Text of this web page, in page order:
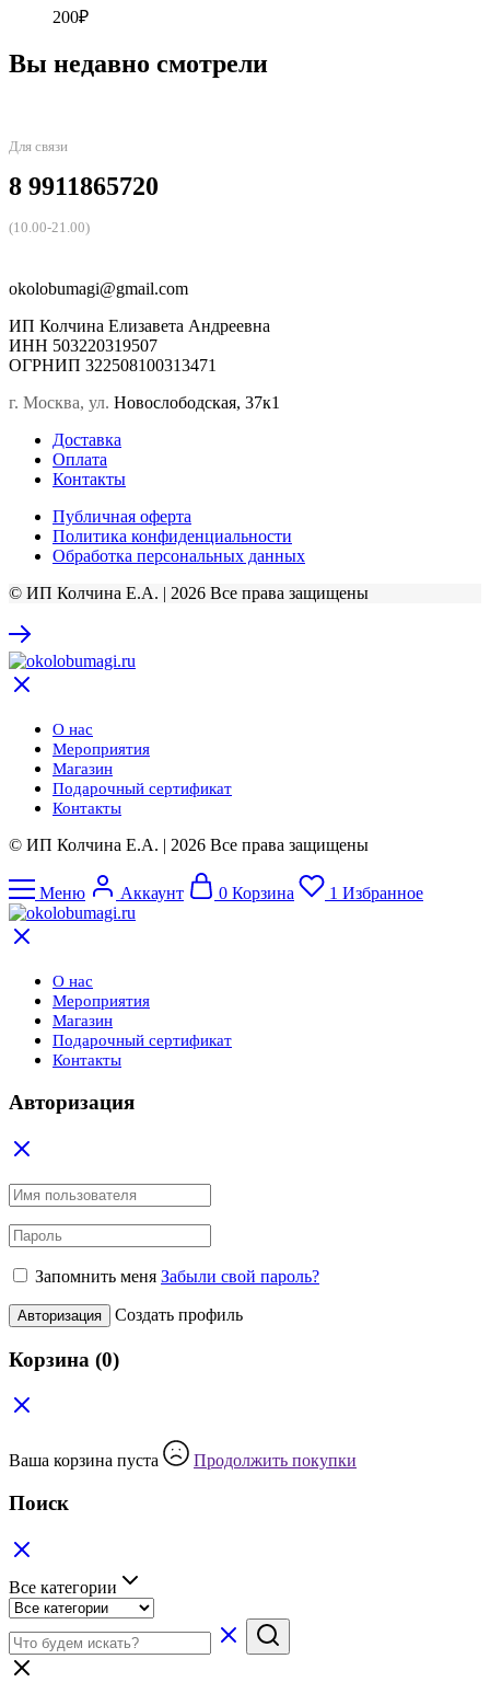
200₽
Вы недавно смотрели
Для связи
8 9911865720
(10.00-21.00)
okolobumagi@gmail.com
ИП Колчина Елизавета Андреевна
ИНН 503220319507
ОГРНИП 322508100313471
г. Москва, ул. Новослободская, 37к1
Доставка
Оплата
Контакты
Публичная оферта
Политика конфиденциальности
Обработка персональных данных
© ИП Колчина Е.А. | 2026 Все права защищены
О нас
Мероприятия
Магазин
Подарочный сертификат
Контакты
© ИП Колчина Е.А. | 2026 Все права защищены
Меню Аккаунт 0 Корзина 1 Избранное
О нас
Мероприятия
Магазин
Подарочный сертификат
Контакты
Авторизация
Запомнить меня Забыли свой пароль?
Авторизация Создать профиль
Корзина (0)
Ваша корзина пуста Продолжить покупки
Поиск
Все категории